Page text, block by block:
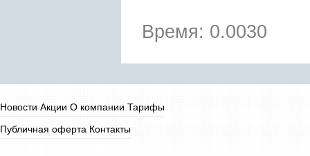
Время: 0.0030
Новости Акции О компании Тарифы
Публичная оферта Контакты